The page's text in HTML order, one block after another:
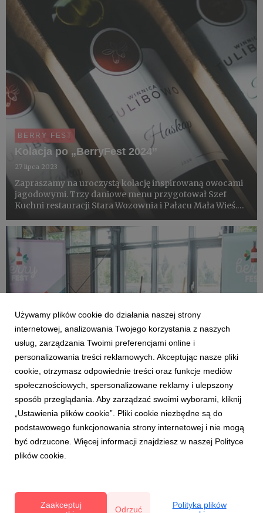
BERRY FEST
Kolacja po „BerryFest 2024”
27 lipca 2023
Zapraszamy na uroczystą kolację inspirowaną owocami
jagodowymi. Trzy daniowe menu przygotował Szef
Kuchni restauracji Stara Wozownia i Pałacu Mała Wieś.
i 2024, redaktorzy magazynów Restauracja, Hotelarz i
Jagodnik,...
BERRY FEST
Wszystko o Berry Fest - linki
6 sierpnia 2023
W jednym miejscu wszystko co chciałbyś wiedzieć o
Berry Fest. Sylwetki jurorów, ich opinie na temat I edycji
festiwalu i zaproszenie na tegoroczną. Jest formularz
Używamy plików cookie do działania naszej strony
internetowej, analizowania Twojego korzystania z naszych
usług, zarządzania Twoimi preferencjami online i
personalizowania treści reklamowych. Akceptując nasze pliki
cookie, otrzymasz odpowiednie treści oraz funkcje mediów
społecznościowych, spersonalizowane reklamy i ulepszony
sposób przeglądania. Aby zarządzać swoimi wyborami, kliknij
„Ustawienia plików cookie”. Pliki cookie niezbędne są do
podstawowego funkcjonowania strony internetowej i nie mogą
być odrzucone. Więcej informacji znajdziesz w naszej Polityce
plików cookie.
Zaakceptuj
Odrzuć
Polityka plików